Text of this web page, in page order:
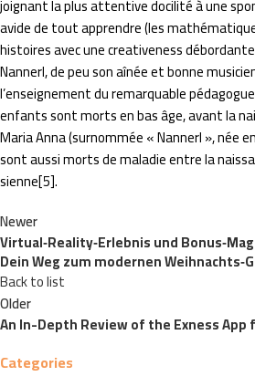
joignant la plus attentive docilité à une
avide de tout apprendre (les
histoires avec une creativeness
Nannerl, de peu son aînée et bonne
l’enseignement du remarquable
enfants sont morts en bas âge, avant la
Maria Anna (surnommée « Nannerl », née
sont aussi morts de maladie entre la
sienne[5].
Newer
Virtual‑Reality‑Erlebnis und
Dein Weg zum modernen
Back to list
Older
An In-Depth Review of the Exness App
Categories